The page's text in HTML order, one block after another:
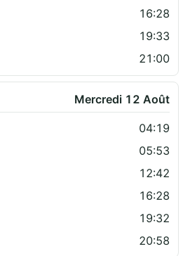
16:28
19:33
21:00
Mercredi 12 Août
04:19
05:53
12:42
16:28
19:32
20:58